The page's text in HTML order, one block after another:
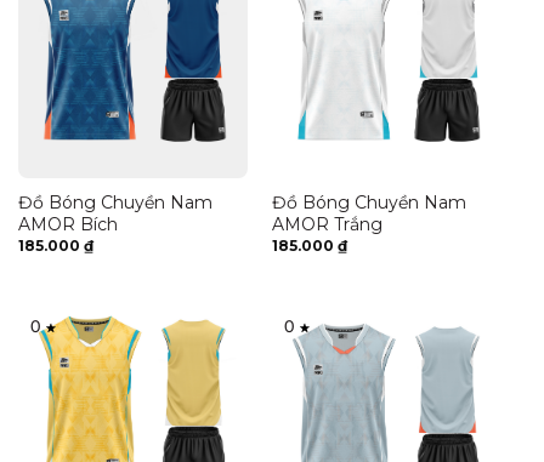
Đồ Bóng Chuyền Nam
AMOR Bích
185.000 ₫
Đồ Bóng Chuyền Nam
AMOR Trắng
185.000 ₫
0 0